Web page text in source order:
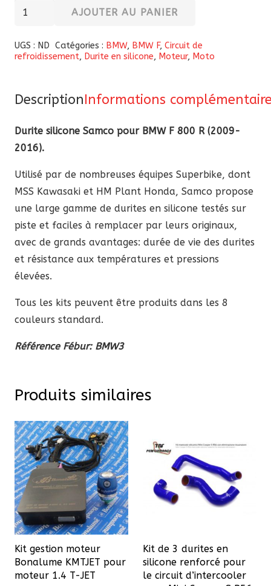
quantité
Durite
silicone
F
800
2009-
2016
AJOUTER AU PANIER
UGS : ND Catégories : BMW, BMW F, Circuit de
refroidissement, Durite en silicone, Moteur, Moto
DescriptionInformations
Durite silicone Samco pour BMW F 800 R (2009-
2016).
Utilisé par de nombreuses équipes Superbike, dont
MSS Kawasaki et HM Plant Honda, Samco propose
une large gamme de durites en silicone testés sur
piste et faciles à remplacer par leurs originaux,
avec de grands avantages: durée de vie des durites
et résistance aux températures et pressions
élevées.
Tous les kits peuvent être produits dans les 8
couleurs standard.
Référence Fébur: BMW3
Produits similaires
Kit gestion moteur
Bonalume KMTJET pour
moteur 1.4 T-JET
Kit de 3 durites en
silicone renforcé pour
le circuit d’intercooler